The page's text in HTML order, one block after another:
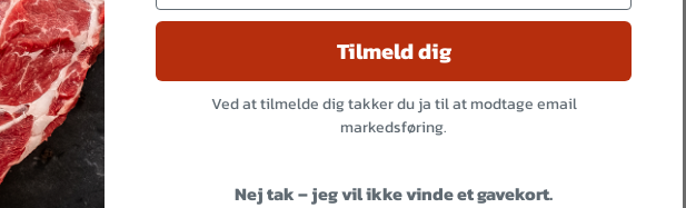
Tilmeld dig
Ved at tilmelde dig takker du ja til at modtage email
markedsføring.
Nej tak – jeg vil ikke vinde et gavekort.